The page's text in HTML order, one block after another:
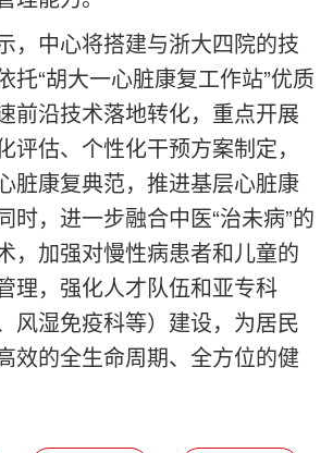
，中心将搭建与浙大四院的技
托“胡大一心脏康复工作站”优质
前沿技术落地转化，重点开展
评估、个性化干预方案制定，
脏康复典范，推进基层心脏康
时，进一步融合中医“治未病”的
，加强对慢性病患者和儿童的
理，强化人才队伍和亚专科
风湿免疫科等）建设，为居民
效的全生命周期、全方位的健